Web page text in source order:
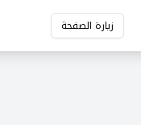
زيارة الصفحة